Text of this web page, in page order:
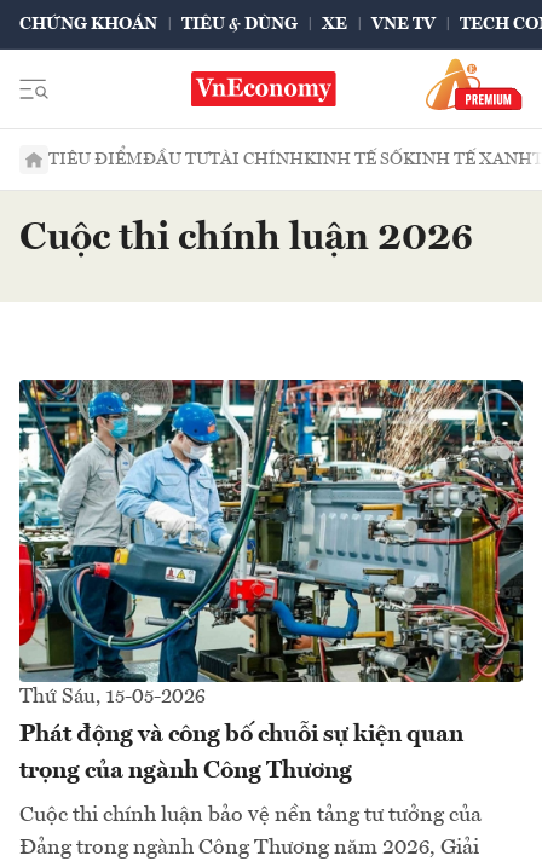
CHỨNG KHOÁN TIÊU & DÙNG XE VNE TV TECH
TIÊU ĐIỂMĐẦU TƯTÀI CHÍNHKINH TẾ SỐKINH TẾ XANH
Cuộc thi chính luận 2026
Thứ Sáu, 15-05-2026
Phát động và công bố chuỗi sự kiện quan
trọng của ngành Công Thương
Cuộc thi chính luận bảo vệ nền tảng tư tưởng của
Đảng trong ngành Công Thương năm 2026, Giải